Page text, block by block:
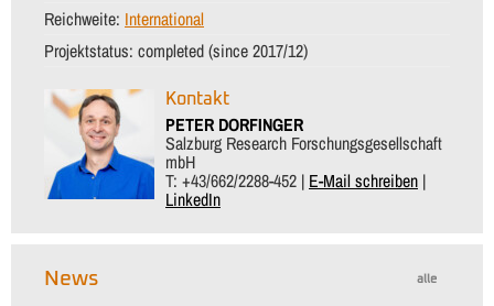
Reichweite: International
Projektstatus: completed (since 2017/12)
Kontakt
PETER DORFINGER
Salzburg Research Forschungsgesellschaft
mbH
T: +43/662/2288-452 | E-Mail schreiben |
LinkedIn
alle
News